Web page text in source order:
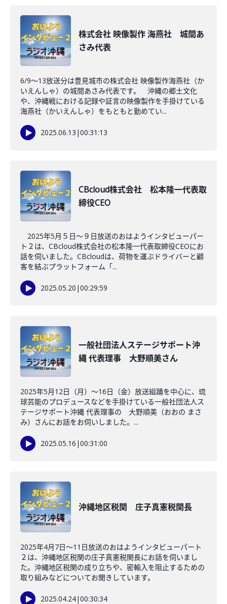
株式会社 映像製作 海燕社 城間あ
さみ代表
6/9～13放送分は豊見城市の株式会社 映像製作海燕社（か
いえんしゃ）の城間あさみ代表です。 沖縄の郷土文化
や、沖縄戦における記録や証言の映像製作を手掛けている
海燕社（かいえんしゃ）をもともと勤めてい...
2025.06.13 |00:31:13
CBcloud株式会社 松本隆一代表取
締役CEO
2025年5月５日～９日放送のおはようインタビューパー
ト２は、CBcloud株式会社の松本隆一代表取締役CEOにお
話を伺いました。CBcloudは、荷物を運ぶドライバーと顧
客を結ぶプラットフォーム「...
2025.05.20 |00:29:59
一般社団法人ステージサポート沖
縄 代表理事 大野順美さん
2025年5月12日（月）～16日（金）放送組踊を中心に、琉
球芸能のプロデュースなどを手掛けている一般社団法人ス
テージサポート沖縄 代表理事の 大野順美（おおの まさ
み）さんにお話をお伺いしました。...
2025.05.16 |00:31:00
沖縄地区税関 庄子真憲税関長
2025年4月7日～11日放送のおはようインタビューパート
２は、沖縄地区税関の庄子真憲税関長にお話を伺いまし
た。沖縄地区税関の成り立ちや、密輸入を阻止するための
取り組みなどについてお聞きしています。
2025.04.24|00:30:34